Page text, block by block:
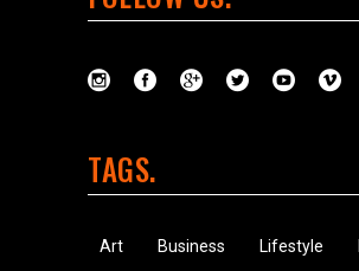
TAGS
Art Business Lifestyle